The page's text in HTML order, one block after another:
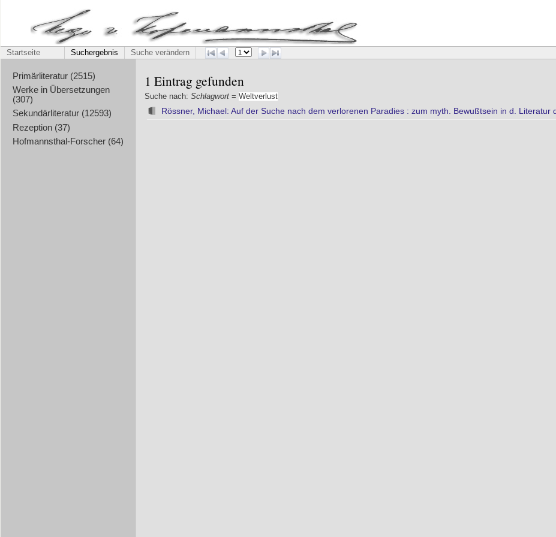
Startseite Suchergebnis Suche verändern
Primärliteratur (2515)
Werke in Übersetzungen
(307)
Sekundärliteratur (12593)
Rezeption (37)
Hofmannsthal-Forscher (64)
1 Eintrag gefunden
Suche nach: Schlagwort = Weltverlust
Rössner, Michael: Auf der Suche nach dem verlorenen Paradies : zum myth. Bewußtsein in d.